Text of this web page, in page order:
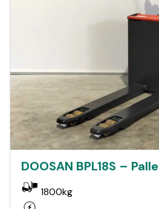
DOOSAN BPL18S –
1800kg